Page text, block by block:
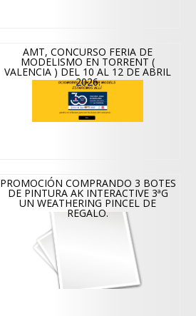
AMT, CONCURSO FERIA DE
MODELISMO EN TORRENT (
VALENCIA ) DEL 10 AL 12 DE ABRIL
2026.
PROMOCIÓN COMPRANDO 3 BOTES
DE PINTURA AK INTERACTIVE 3ªG
UN WEATHERING PINCEL DE
REGALO.